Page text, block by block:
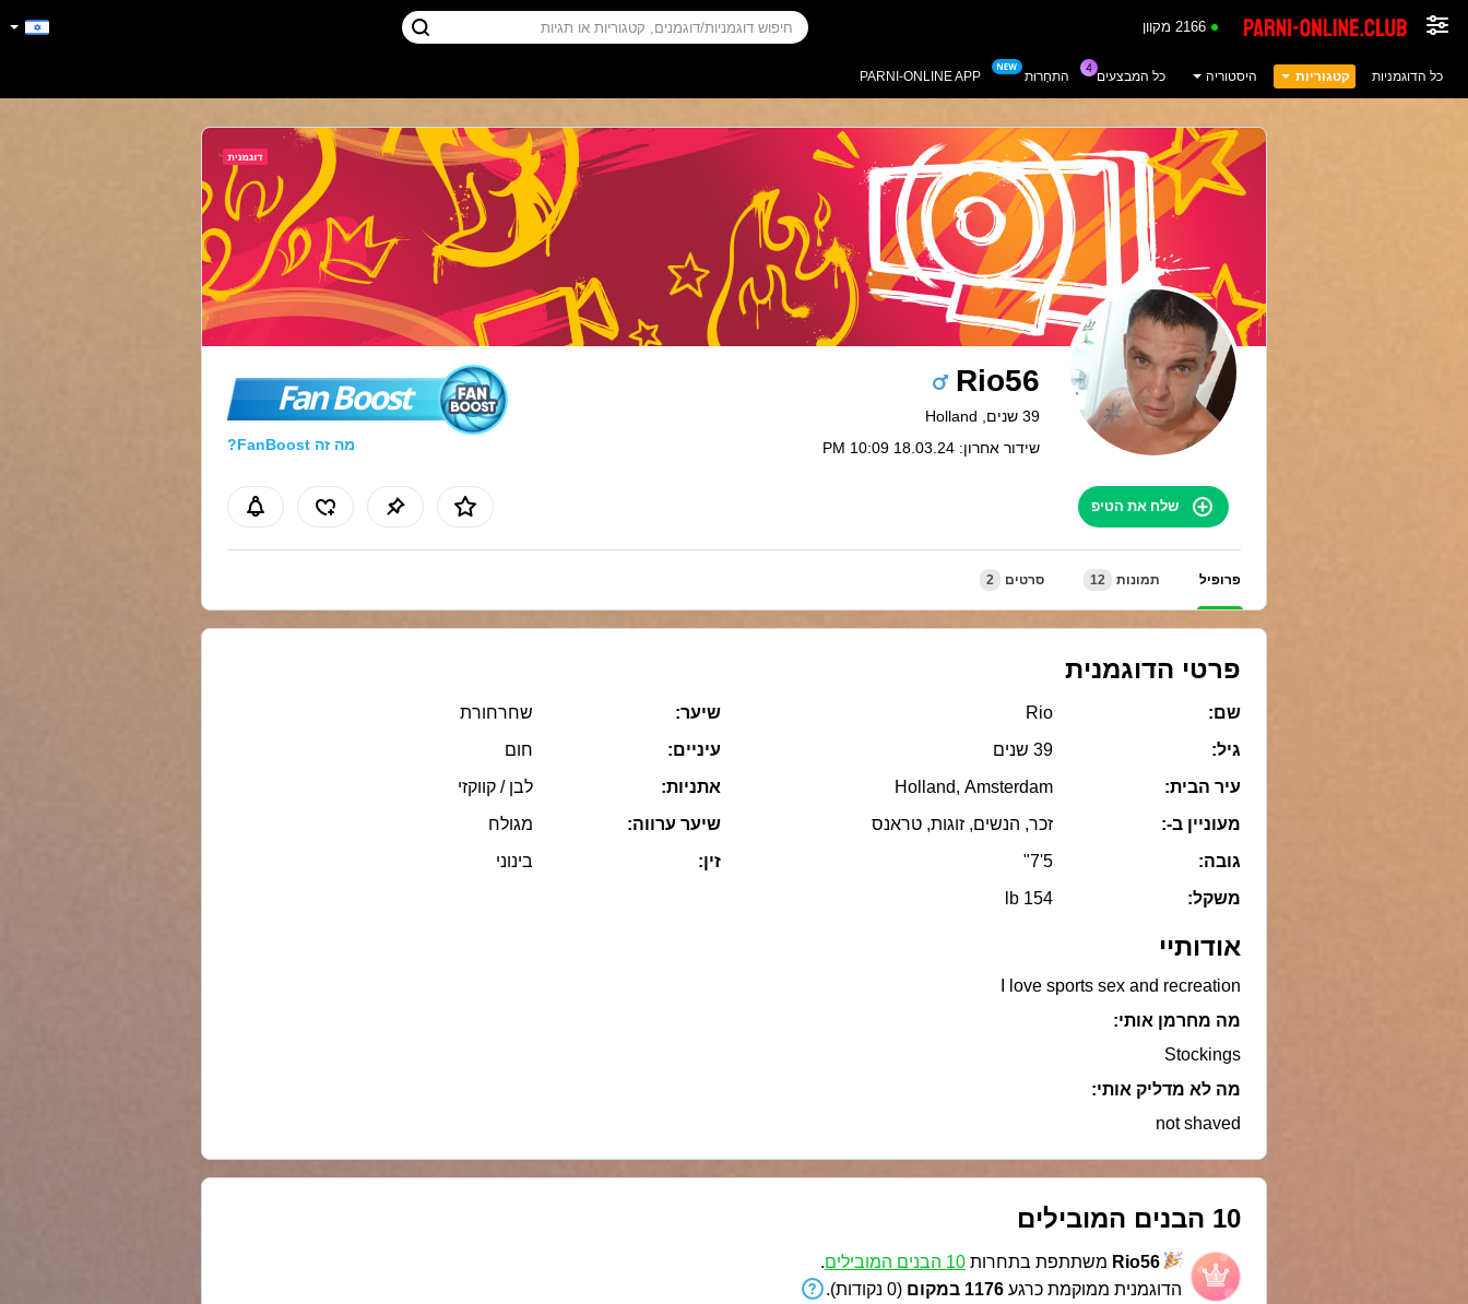
2166 מקוון
כל הדוגמניות קטגוריות היסטוריה כל המבצעים הִתחָרוּת PARNI-ONLINE APP
Rio56
39 שנים, Holland
שידור אחרון: 18.03.24 10:09 PM
Fan Boost
מה זה FanBoost?
שלח את הטיפ
פרופיל תמונות 12 סרטים 2
פרטי הדוגמנית
שם:
Rio
גיל:
39 שנים
עיר הבית:
Holland, Amsterdam
מעוניין ב-:
זכר, הנשים, זוגות, טראנס
גובה:
5'7"
משקל:
154 lb
שיער:
שחרחורת
עיניים:
חום
אתניות:
לבן / קווקזי
שיער ערווה:
מגולח
זין:
בינוני
אודותיי
I love sports sex and recreation
מה מחרמן אותי:
Stockings
מה לא מדליק אותי:
not shaved
10 הבנים המובילים
Rio56 משתתפת בתחרות 10 הבנים המובילים
.
הדוגמנית ממוקמת כרגע 1176 במקום (0 נקודות).